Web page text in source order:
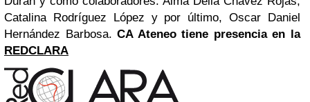
Catalina Rodríguez López y por último, Oscar Daniel
Hernández Barbosa. CA Ateneo tiene presencia en la
REDCLARA